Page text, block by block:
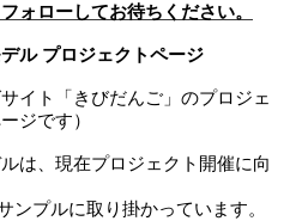
ォローしてお待ちください。
ル プロジェクトページ
イト「きびだんご」のプロジェ
ジです）
は、現在プロジェクト開催に向
ンプルに取り掛かっています。